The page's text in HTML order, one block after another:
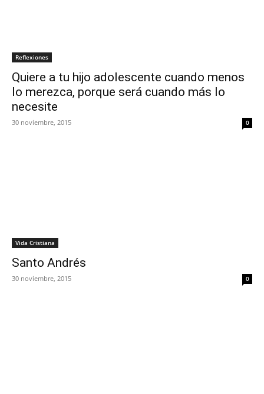
Reflexiones
Quiere a tu hijo adolescente cuando menos
lo merezca, porque será cuando más lo
necesite
30 noviembre, 2015 0
Vida Cristiana
Santo Andrés
30 noviembre, 2015 0